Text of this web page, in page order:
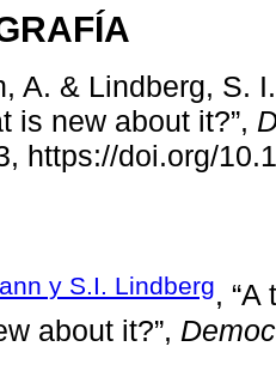
A. & Lindberg, S.
is new about it?”,
https://doi.org/
y S.I. Lindberg,
about it?”,